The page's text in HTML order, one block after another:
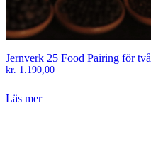
Jernverk 25 Food Pairing för två
kr. 1.190,00
Läs mer